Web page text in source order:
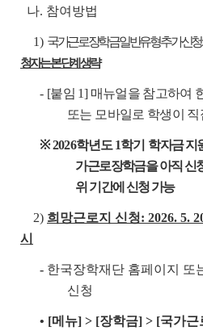
나. 참여방법
1) 국가근로장학금 일반유형 추가신청: 2026.
청자는 본 단계 생략
- [붙임 1] 매뉴얼을 참고하여
또는 모바일로 학생이 직
※ 2026학년도 1학기 학자금 지
가근로장학금을 아직 신
위 기간에 신청 가능
2) 희망근로지 신청: 2026. 5.
시
- 한국장학재단 홈페이지 또
신청
• [메뉴] > [장학금] > [국가근